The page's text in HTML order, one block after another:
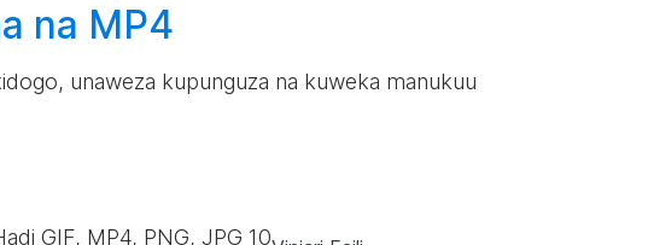
na MP4
unaweza kupunguza na kuweka manukuu
GIF, MP4, PNG, JPG 10